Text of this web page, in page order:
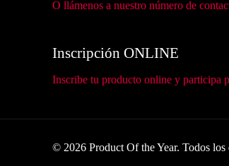
O llámenos a nuestro número de
Inscripción ONLINE
Inscribe tu producto online y participa
© 2026 Product Of the Year. Todos los